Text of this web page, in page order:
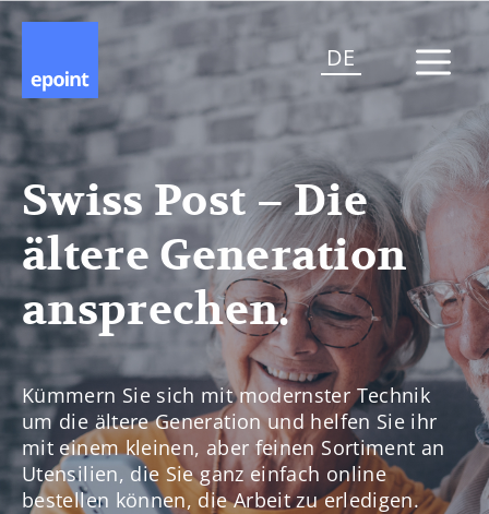
DE
Swiss Post – Die
ältere Generation
ansprechen.
Kümmern Sie sich mit modernster Technik
um die ältere Generation und helfen Sie ihr
mit einem kleinen, aber feinen Sortiment an
Utensilien, die Sie ganz einfach online
bestellen können, die Arbeit zu erledigen.